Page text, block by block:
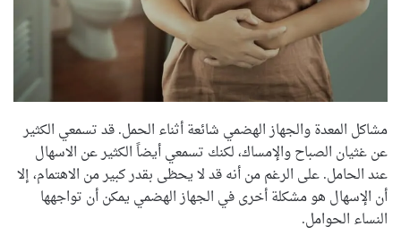
مشاكل المعدة والجهاز الهضمي شائعة أثناء الحمل. قد تسمعي الكثير
عن غثيان الصباح والإمساك، لكنك تسمعي أيضاً الكثير عن الاسهال
عند الحامل. على الرغم من أنه قد لا يحظى بقدر كبير من الاهتمام، إلا
أن الإسهال هو مشكلة أخرى في الجهاز الهضمي يمكن أن تواجهها
النساء الحوامل.